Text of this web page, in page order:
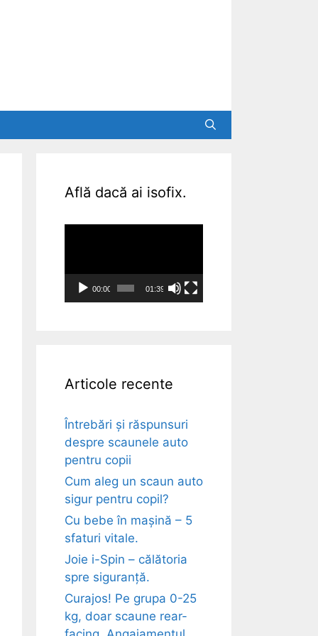
Află dacă ai isofix.
00:00 01:39
Articole recente
Întrebări și răspunsuri
despre scaunele auto
pentru copii
Cum aleg un scaun auto
sigur pentru copil?
Cu bebe în mașină – 5
sfaturi vitale.
Joie i-Spin – călătoria
spre siguranță.
Curajos! Pe grupa 0-25
kg, doar scaune rear-